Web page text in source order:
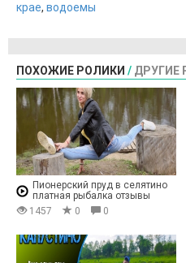
крае, водоемы
ПОХОЖИЕ РОЛИКИ / ДРУГИЕ
Пионерский пруд в селятино
платная рыбалка отзывы
1457
0 0